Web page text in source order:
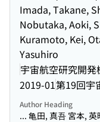
Imada, Takane,
Nobutaka, Aoki,
Kuramoto, Kei,
Yasuhiro
宇宙航空研究開発
2019-01第19回宇
Author Heading
... 亀田, 真吾 宮本, 英